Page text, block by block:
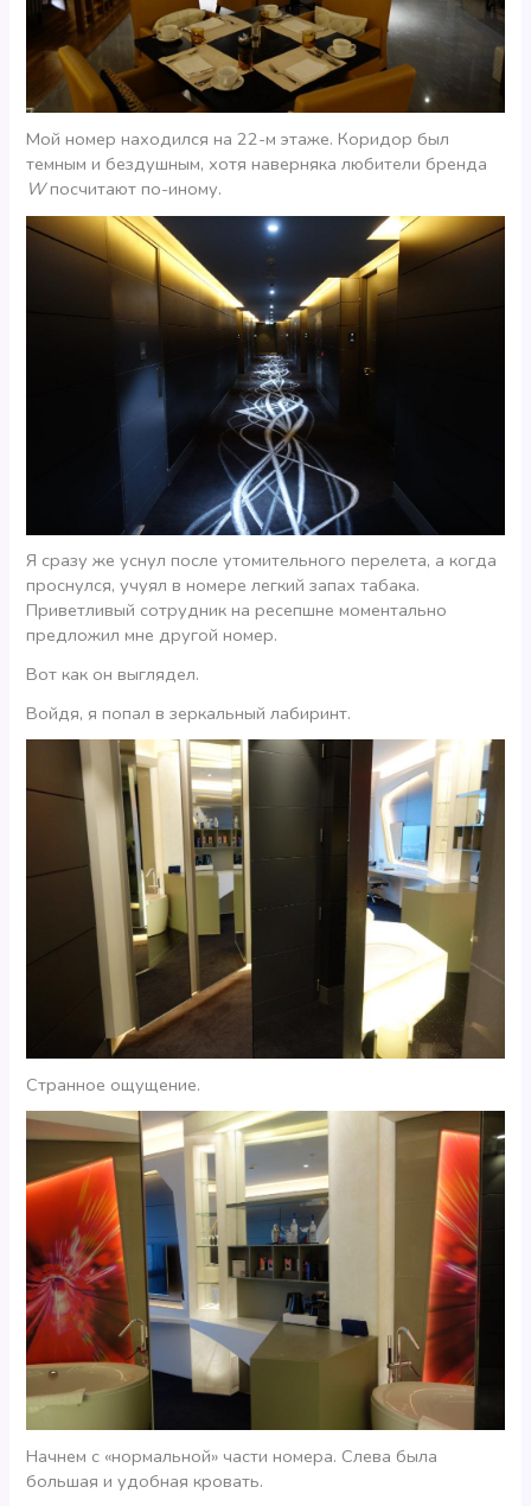
Мой номер находился на 22-м этаже. Коридор был
темным и бездушным, хотя наверняка любители бренда
Wпосчитают по-иному.
Я сразу же уснул после утомительного перелета, а когда
проснулся, учуял в номере легкий запах табака.
Приветливый сотрудник на ресепшне моментально
предложил мне другой номер.
Вот как он выглядел.
Войдя, я попал в зеркальный лабиринт.
Странное ощущение.
Начнем с «нормальной» части номера. Слева была
большая и удобная кровать.